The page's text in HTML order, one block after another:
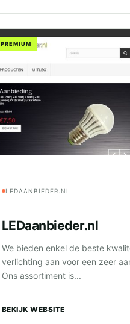
PREMIUM
LEDAANBIEDER.NL
LEDaanbieder.nl
We bieden enkel de beste
verlichting aan voor een zeer
Ons assortiment is...
BEKIJK WEBSITE